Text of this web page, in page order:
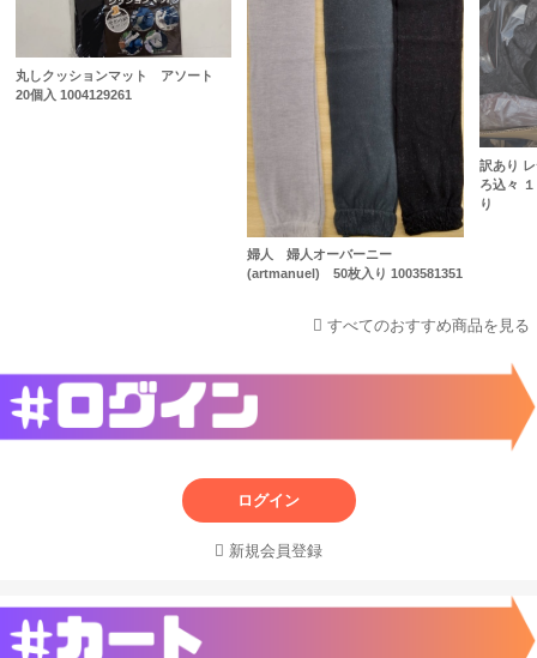
丸しクッションマット アソート
20個入 1004129261
婦人 婦人オーバーニー
(artmanuel) 50枚入り 1003581351
訳あり
ろ込々
り
すべてのおすすめ商品を見る
ログイン
新規会員登録